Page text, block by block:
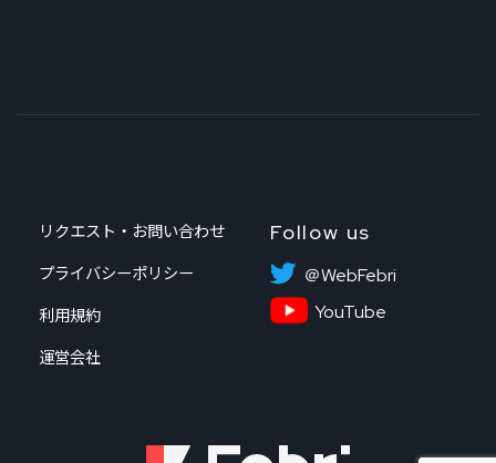
リクエスト・お問い合わせ
プライバシーポリシー
利用規約
運営会社
Follow us
＠WebFebri
YouTube